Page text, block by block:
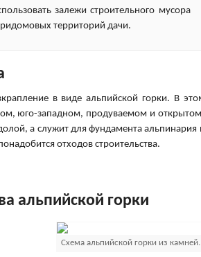
залежи строительного мусора
территорий дачи.
в виде альпийской горки. В
юго-западном, продуваемом и
а служит для фундамента альпинария
отходов строительства.
альпийской горки
Схема альпийской горки из камней.